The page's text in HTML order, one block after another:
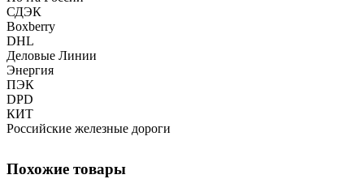
СДЭК
Boxberry
DHL
Деловые Линии
Энергия
ПЭК
DPD
КИТ
Российские железные дороги
Похожие товары